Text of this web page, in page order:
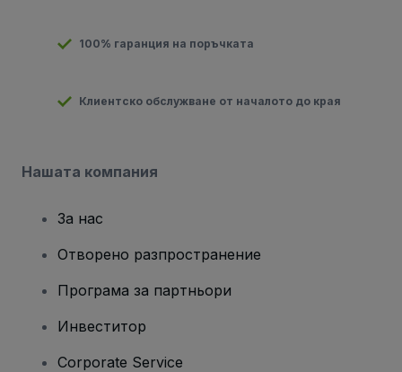
100% гаранция на поръчката
Клиентско обслужване от началото до края
Нашата компания
За нас
Отворено разпространение
Програма за партньори
Инвеститор
Corporate Service